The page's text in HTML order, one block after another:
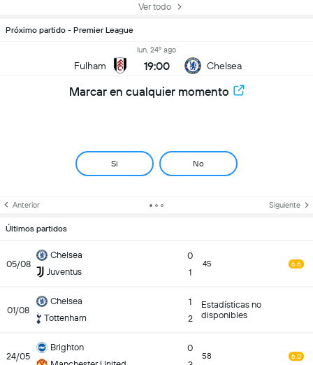
Ver todo
Próximo partido - Premier League
Fulham
lun, 24º ago
19:00 Chelsea
Marcar en cualquier momento
Si No
Anterior Siguiente
Últimos partidos
05/08
Chelsea
Juventus
0
1
45 6.6
01/08
Chelsea
Tottenham
1
2
Estadísticas no
disponibles
24/05
Brighton
0
58 6.0